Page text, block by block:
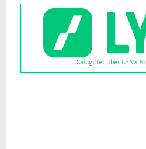
Salzgitter über LYNX